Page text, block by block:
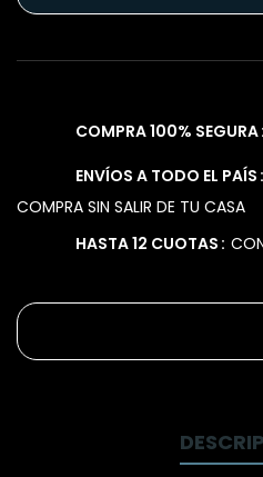
COMPRA 100% SEGURA
ENVÍOS A TODO EL PAÍS
COMPRA SIN SALIR DE TU CASA
HASTA 12 CUOTAS